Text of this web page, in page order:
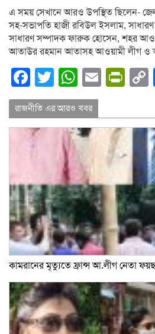
এ সময় সেখানে আরও উপস্থিত ছিলেন-
সহ-সভাপতি হাজী রবিউল ইসলাম,
সাধারণ সম্পাদক ফারুক হোসেন, শহর
আতাউর রহমান আতাসহ আওয়ামী লীগ ও
Facebook
TwitterEmail
রাজনীতি এর আরও খবর
কামরানের মৃত্যুতে ফ্রান্স আ.লীগ নেতা